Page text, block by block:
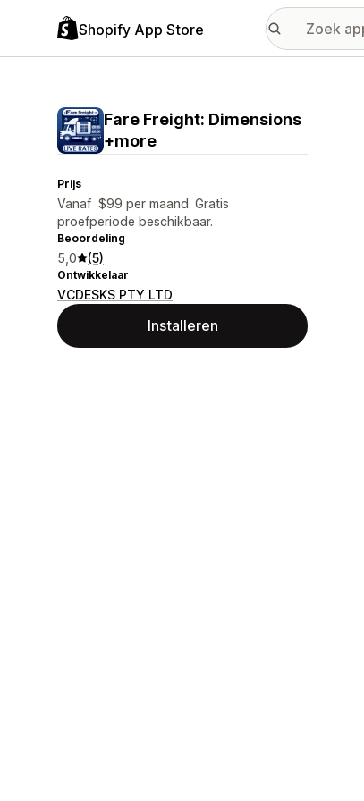
Shopify App Store
Fare Freight: Dimensions
+more
Prijs
Vanaf $99 per maand. Gratis
proefperiode beschikbaar.
Beoordeling
5,0 (5)
Ontwikkelaar
VCDESKS PTY LTD
Installeren